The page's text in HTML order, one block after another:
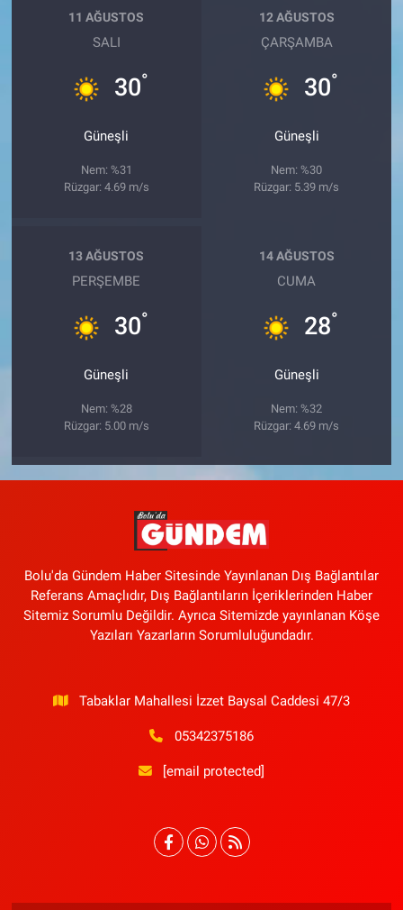
11 AĞUSTOS
SALI
30°
Güneşli
Nem: %31
Rüzgar: 4.69 m/s
12 AĞUSTOS
ÇARŞAMBA
30°
Güneşli
Nem: %30
Rüzgar: 5.39 m/s
13 AĞUSTOS
PERŞEMBE
30°
Güneşli
Nem: %28
Rüzgar: 5.00 m/s
14 AĞUSTOS
CUMA
28°
Güneşli
Nem: %32
Rüzgar: 4.69 m/s
Bolu'da Gündem Haber Sitesinde Yayınlanan Dış Bağlantılar
Referans Amaçlıdır, Dış Bağlantıların İçeriklerinden Haber
Sitemiz Sorumlu Değildir. Ayrıca Sitemizde yayınlanan Köşe
Yazıları Yazarların Sorumluluğundadır.
Tabaklar Mahallesi İzzet Baysal Caddesi 47/3
05342375186
[email protected]